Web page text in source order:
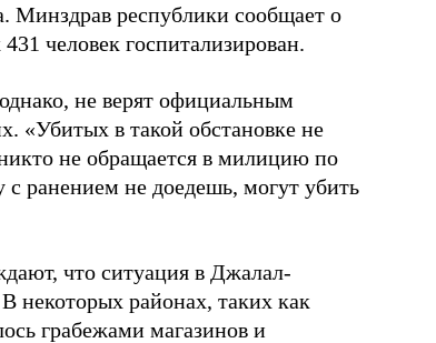
Минздрав республики сообщает о
человек госпитализирован.
не верят официальным
«Убитых в такой обстановке не
не обращается в милицию по
ранением не доедешь, могут убить
что ситуация в Джалал-
некоторых районах, таких как
грабежами магазинов и